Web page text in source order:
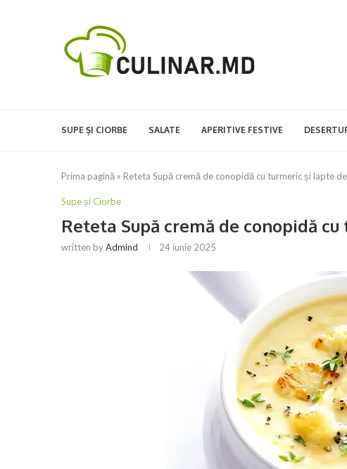
SUPE ȘI CIORBE SALATE APERITIVE FESTIVE
Prima pagină » Reteta Supă cremă de conopidă cu turmeric și lapte
Supe și Ciorbe
Reteta Supă cremă de conopidă
written byAdmind 24 iunie 2025